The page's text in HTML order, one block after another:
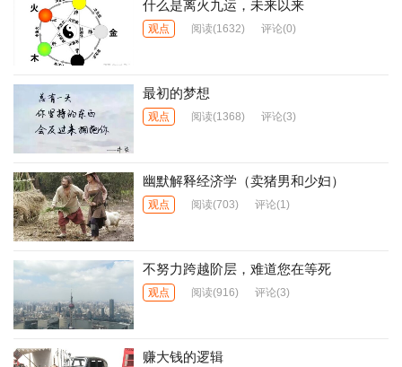
什么是离火九运，未来以来
观点 阅读(1632) 评论(0)
最初的梦想
观点 阅读(1368) 评论(3)
幽默解释经济学（卖猪男和少妇）
观点 阅读(703) 评论(1)
不努力跨越阶层，难道您在等死
观点 阅读(916) 评论(3)
赚大钱的逻辑